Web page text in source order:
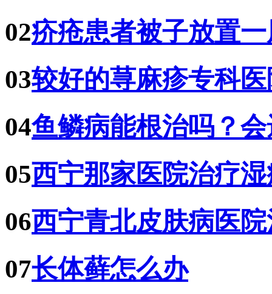
02疥疮患者被子放置
03较好的荨麻疹专科
04鱼鳞病能根治吗？
05西宁那家医院治疗
06西宁青北皮肤病医
07长体藓怎么办